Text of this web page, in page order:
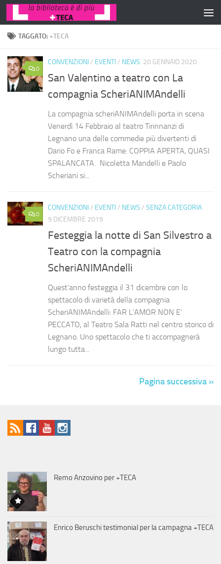
Salta al contenuto
TAGGATO:+TECA
0
CONVENZIONI/ EVENTI/ NEWS 20 GENNAIO 2020
San Valentino a teatro con La
compagnia ScheriANIMAndelli
La compagnia scheriANIMAndelli porta in scena
Venerdì 14 Febbraio al teatro Tirinnanzi di
Legnano una delle commedie più divertenti di
Dario Fo e Franca Rame: COPPIA APERTA, QUASI
SPALANCATA. Nicoletta Mandelli e Paolo
Scheriani si...
0
CONVENZIONI/ EVENTI/ NEWS / SENZA CATEGORIA
9 DICEMBRE 2019
Festeggia la notte di San Silvestro a
Teatro con la compagnia
ScheriANIMAndelli
Quest’anno festeggia il 31 dicembre con lo
spettacolo di varietà della compagnia
ScheriANIMAndelli: FAR L’AMOR NON E’
PECCATO, al Teatro Sala Ratti nel centro storico di
Legnano. Uno spettacolo che ti accompagnerà
lungo tutta...
Pagina successiva »
Remo Anzovino per +TECA
Enrico Beruschi testimonial per la campagna +TECA